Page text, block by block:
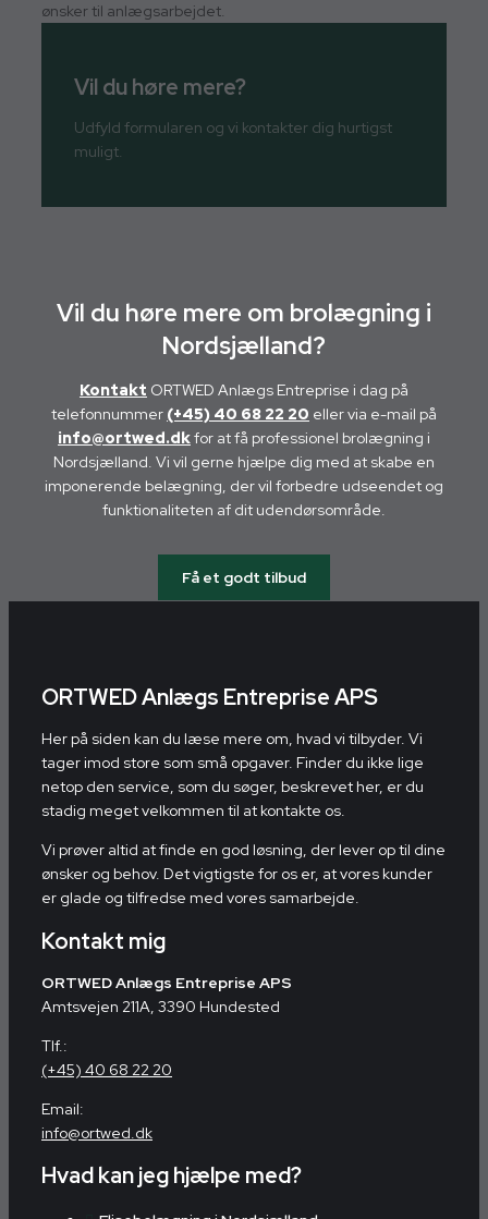
ønsker til anlægsarbejdet.
Vil du høre mere?
Udfyld formularen og vi kontakter dig hurtigst
muligt.
Vil du høre mere om brolægning i
Nordsjælland?
Kontakt ORTWED Anlægs Entreprise i dag på
telefonnummer (+45) 40 68 22 20 eller via e-mail på
info@ortwed.dkfor at få professionel brolægning i
Nordsjælland. Vi vil gerne hjælpe dig med at skabe en
imponerende belægning, der vil forbedre udseendet og
funktionaliteten af dit udendørsområde.
Få et godt tilbud
ORTWED Anlægs Entreprise APS
Her på siden kan du læse mere om, hvad vi tilbyder. Vi
tager imod store som små opgaver. Finder du ikke lige
netop den service, som du søger, beskrevet her, er du
stadig meget velkommen til at kontakte os.
Vi prøver altid at finde en god løsning, der lever op til dine
ønsker og behov. Det vigtigste for os er, at vores kunder
er glade og tilfredse med vores samarbejde.
Kontakt mig
ORTWED Anlægs Entreprise APS
Amtsvejen 211A, 3390 Hundested
Tlf.:
(+45) 40 68 22 20
Email:
info@ortwed.dk
Hvad kan jeg hjælpe med?